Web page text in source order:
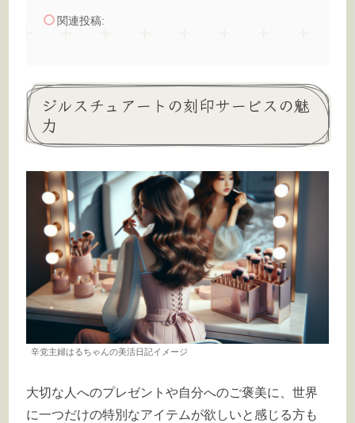
関連投稿:
ジルスチュアートの刻印サービスの魅
力
辛党主婦はるちゃんの美活日記イメージ
大切な人へのプレゼントや自分へのご褒美に、世界
に一つだけの特別なアイテムが欲しいと感じる方も